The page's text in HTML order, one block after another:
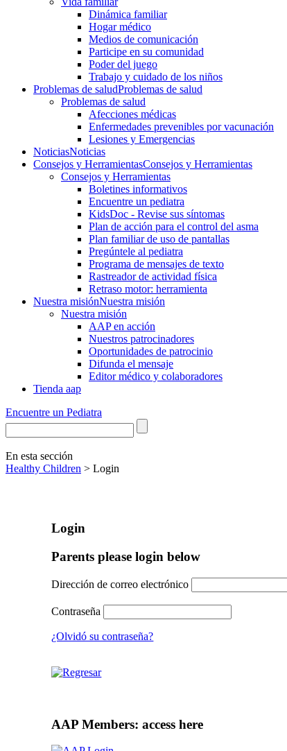
Dinámica familiar
Hogar médico
Medios de comunicación
Participe en su comunidad
Poder del juego
Trabajo y cuidado de los niños
Problemas de saludProblemas de salud
Problemas de salud
Afecciones médicas
Enfermedades prevenibles por vacunación
Lesiones y Emergencias
NoticiasNoticias
Consejos y HerramientasConsejos y Herramientas
Consejos y Herramientas
Boletines informativos
Encuentre un pediatra
KidsDoc - Revise sus síntomas
Plan de acción para el control del asma
Plan familiar de uso de pantallas
Pregúntele al pediatra
Programa de mensajes de texto
Rastre​​ador de activida​d física
Retraso motor: herramienta
Nuestra misiónNuestra misión
Nuestra misión
AAP en acción
Nuestros patrocinadores
Oportunidades de patrocinio
Difunda el mensaje
Editor médico y colaboradores
Tienda aap
Encuentre un Pediatra
En esta sección
Healthy Children > Login
Login
Parents please login below
Dirección de correo electrónico
Contraseña
¿Olvidó su contraseña?
AAP Members: access here